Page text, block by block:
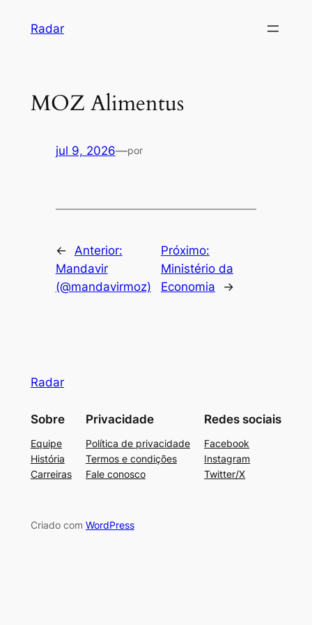
Radar
MOZ Alimentus
jul 9, 2026—por
←
Anterior:
Mandavir
(@mandavirmoz)
Próximo:
Ministério da
Economia
→
Radar
Sobre
Equipe
História
Carreiras
Privacidade
Política de privacidade
Termos e condições
Fale conosco
Redes sociais
Facebook
Instagram
Twitter/X
Criado com WordPress